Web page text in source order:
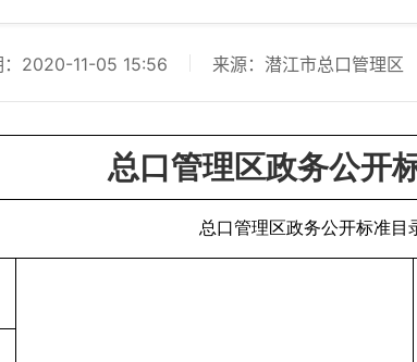
：2020-11-05 15:56 来源：潜江市总口管理区
总口管理区政务公开
总口管理区政务公开标准目